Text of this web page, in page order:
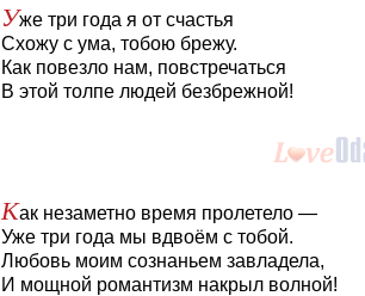
Уже три года я от счастья
Схожу с ума, тобою брежу.
Как повезло нам, повстречаться
В этой толпе людей безбрежной!
Как незаметно время пролетело —
Уже три года мы вдвоём с тобой.
Любовь моим сознаньем завладела,
И мощной романтизм накрыл волной!